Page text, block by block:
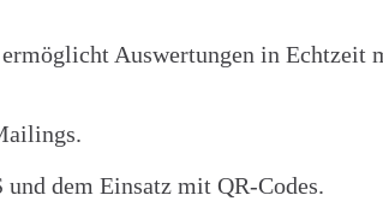
Auswertungen in Echtzeit
dem Einsatz mit QR-Codes.